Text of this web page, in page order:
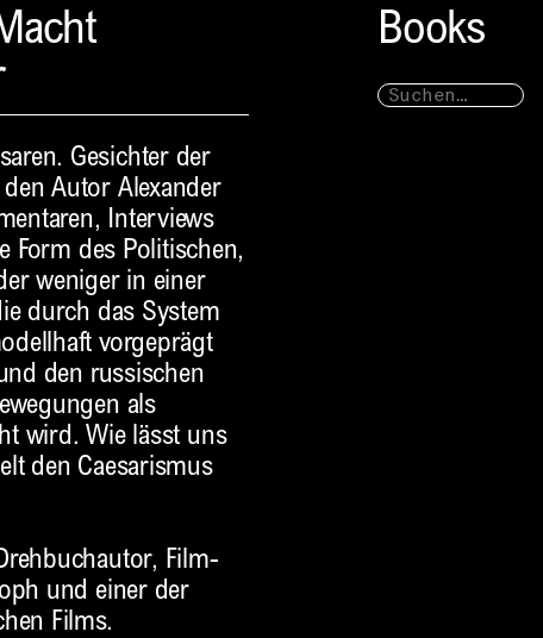
Books
Gesichter der
Autor Alexander
Interviews
Form des Politischen,
weniger in einer
durch das System
vorgeprägt
den russischen
als
wird. Wie lässt uns
den Caesarismus
Film-
und einer der
Films.